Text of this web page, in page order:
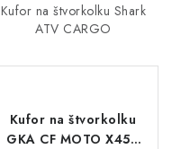
Kufor na štvorkolku Shark
ATV CARGO
Kufor na štvorkolku
GKA CF MOTO X450